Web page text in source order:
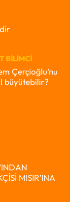
BILIMCI
Çerçioğlu’nu
büyütebilir?
MISIR’INA